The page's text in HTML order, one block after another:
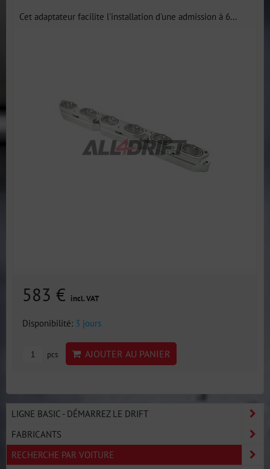
Cet adaptateur facilite l'installation d'une admission à 6...
583 € incl. VAT
Disponibilité: 3 jours
pcs AJOUTER AU PANIER
LIGNE BASIC - DÉMARREZ LE DRIFT
FABRICANTS
RECHERCHE PAR VOITURE